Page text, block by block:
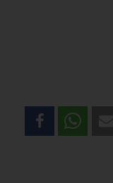
Teilen
Sie